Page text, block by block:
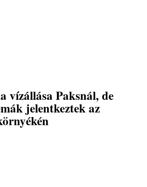
vízállása Paksnál, de
jelentkeztek az